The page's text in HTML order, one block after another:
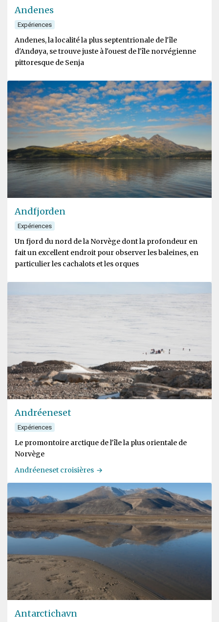
Andenes
Expériences
Andenes, la localité la plus septentrionale de l'île
d'Andøya, se trouve juste à l'ouest de l'île norvégienne
pittoresque de Senja
Andfjorden
Expériences
Un fjord du nord de la Norvège dont la profondeur en
fait un excellent endroit pour observer les baleines, en
particulier les cachalots et les orques
Andréeneset
Expériences
Le promontoire arctique de l'île la plus orientale de
Norvège
Andréeneset croisières
Antarctichavn